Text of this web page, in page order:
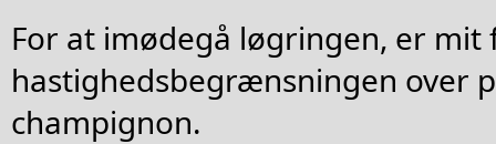
For at imødegå løgringen, er
hastighedsbegrænsningen over
champignon.